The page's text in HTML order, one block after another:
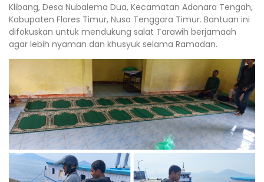
Klibang, Desa Nubalema Dua, Kecamatan Adonara Tengah,
Kabupaten Flores Timur, Nusa Tenggara Timur. Bantuan ini
difokuskan untuk mendukung salat Tarawih berjamaah
agar lebih nyaman dan khusyuk selama Ramadan.